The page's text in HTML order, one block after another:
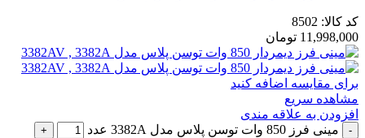
کد کالا: 8502
11,998,000 تومان
برای مقایسه اضافه کنید
مشاهده سریع
افزودن به علاقه مندی
مینی فرز 850 وات توسن پلاس مدل 3382A عدد